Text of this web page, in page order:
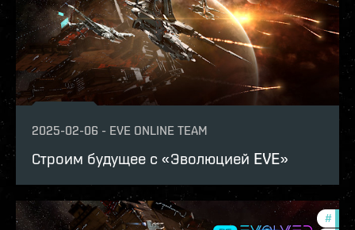
2025-02-06 - EVE ONLINE TEAM
Строим будущее с «Эволюцией EVE»
#